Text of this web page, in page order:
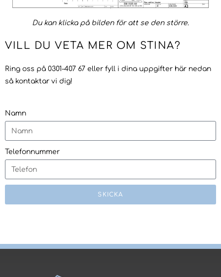
Du kan klicka på bilden för att se den större.
VILL DU VETA MER OM STINA?
Ring oss på 0301-407 67 eller fyll i dina uppgifter här nedan
så kontaktar vi dig!
Namn
Telefonnummer
SKICKA